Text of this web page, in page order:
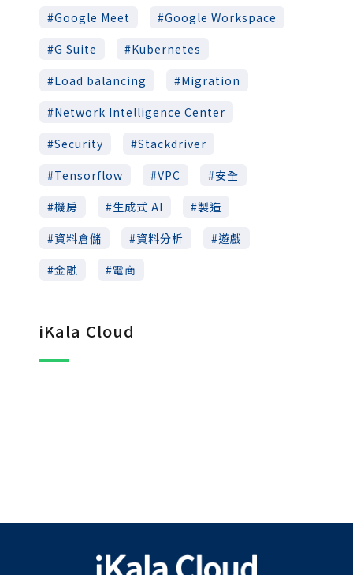
Google Meet
Google Workspace
G Suite
Kubernetes
Load balancing
Migration
Network Intelligence Center
Security
Stackdriver
Tensorflow
VPC
安全
機房
生成式 AI
製造
資料倉儲
資料分析
遊戲
金融
電商
iKala Cloud